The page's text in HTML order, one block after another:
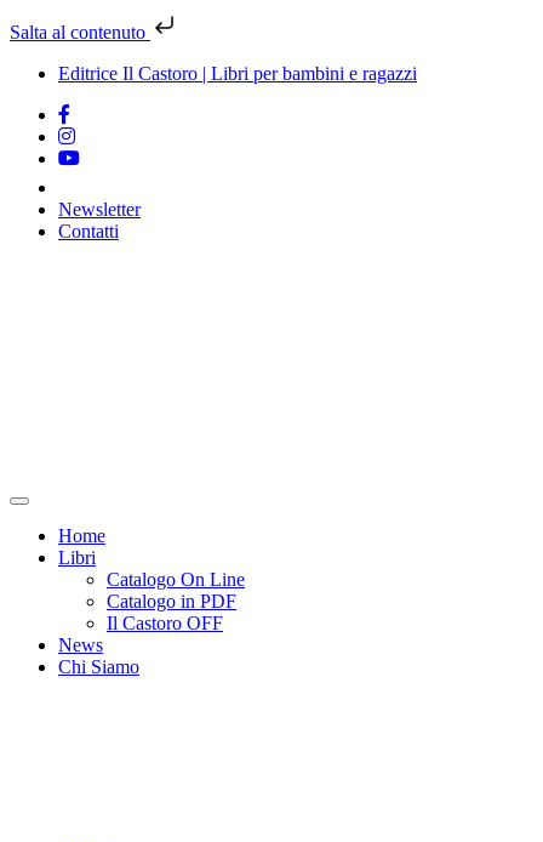
Salta al contenuto
Editrice Il Castoro | Libri per bambini e ragazzi
Newsletter
Contatti
Home
Libri
Catalogo On Line
Catalogo in PDF
Il Castoro OFF
News
Chi Siamo